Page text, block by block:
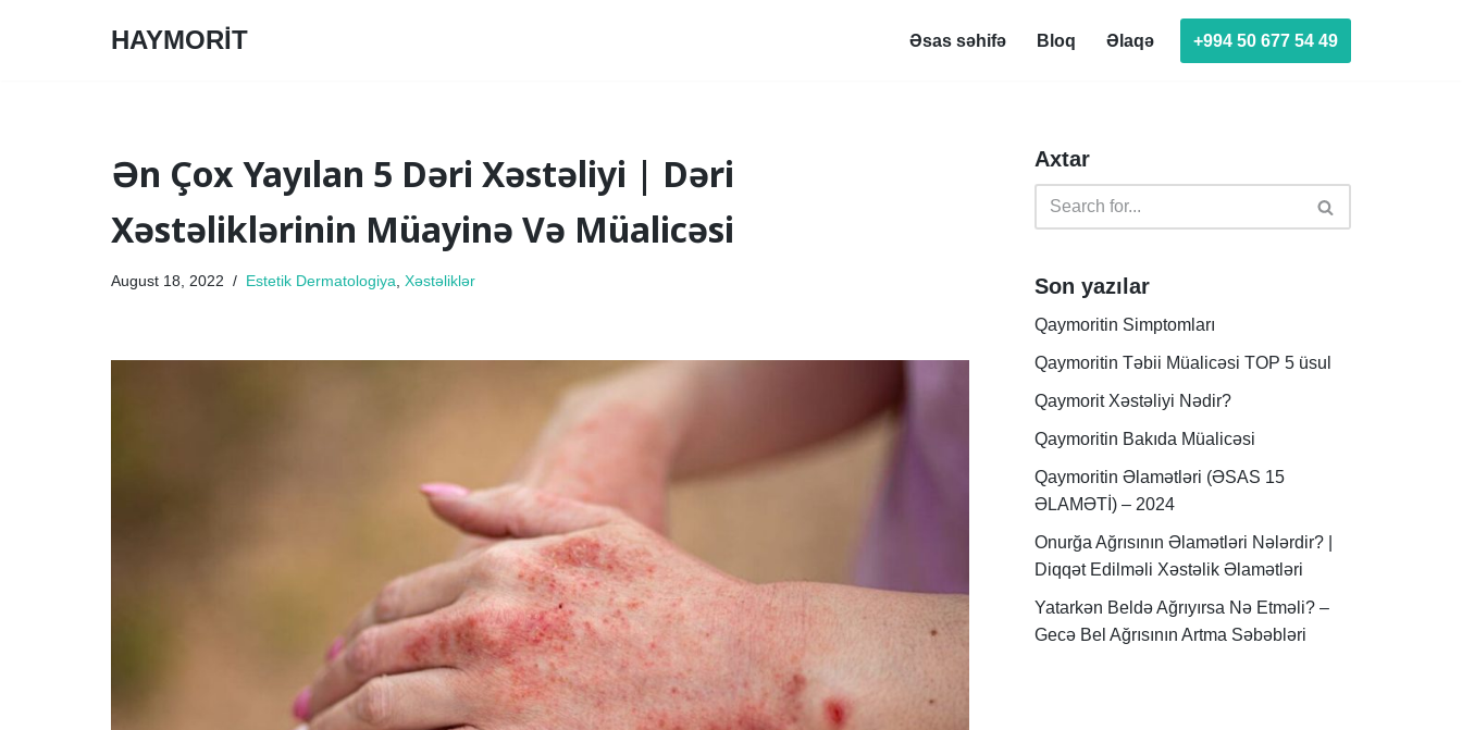
HAYMORİT Əsas səhifə Bloq Əlaqə +994 50 677 54 49
Ən Çox Yayılan 5 Dəri Xəstəliyi | Dəri
Xəstəliklərinin Müayinə Və Müalicəsi
August 18, 2022 Estetik Dermatologiya Xəstəliklər
Axtar
Son yazılar
Qaymoritin Simptomları
Qaymoritin Təbii Müalicəsi TOP 5 üsul
Qaymorit Xəstəliyi Nədir?
Qaymoritin Bakıda Müalicəsi
Qaymoritin Əlamətləri (ƏSAS 15
ƏLAMƏTİ) – 2024
Onurğa Ağrısının Əlamətləri Nələrdir? |
Diqqət Edilməli Xəstəlik Əlamətləri
Yatarkən Beldə Ağrıyırsa Nə Etməli? –
Gecə Bel Ağrısının Artma Səbəbləri